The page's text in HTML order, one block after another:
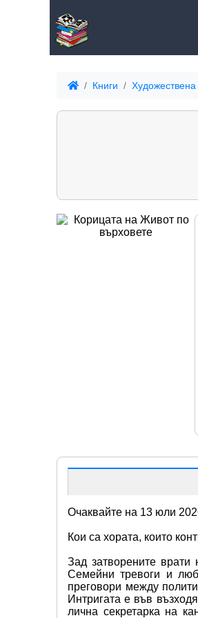
Книги Художествена
Очаквайте на 13 юли
Кои са хората, които
Зад затворените
Семейни тревоги и
преговори между
Интригата е във
лична секретарка на